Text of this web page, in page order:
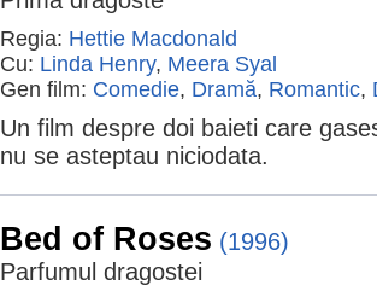
Regia: Hettie Macdonald
Cu: Linda Henry, Meera Syal
Gen film: Comedie, Dramă, Romantic,
Un film despre doi baieti care
nu se asteptau niciodata.
Bed of Roses (1996)
Parfumul dragostei